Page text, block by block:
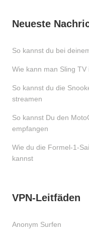
Neueste
So kannst du bei
Wie kann man Sling
So kannst du die
streamen
So kannst Du den
empfangen
Wie du die Formel-1-
kannst
VPN-Leitfäden
Anonym Surfen